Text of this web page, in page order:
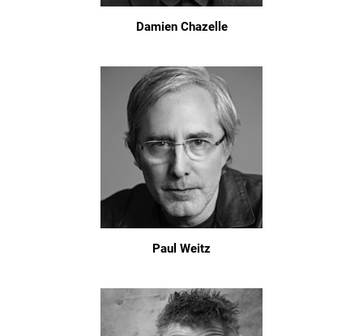
Damien Chazelle
Paul Weitz